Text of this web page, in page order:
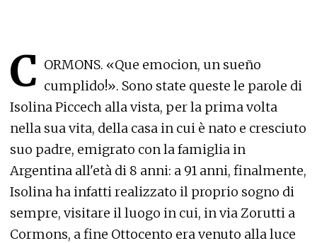
C ORMONS. «Que emocion, un sueño
cumplido!». Sono state queste le parole di
Isolina Piccech alla vista, per la prima volta
nella sua vita, della casa in cui è nato e cresciuto
suo padre, emigrato con la famiglia in
Argentina all'età di 8 anni: a 91 anni, finalmente,
Isolina ha infatti realizzato il proprio sogno di
sempre, visitare il luogo in cui, in via Zorutti a
Cormons, a fine Ottocento era venuto alla luce